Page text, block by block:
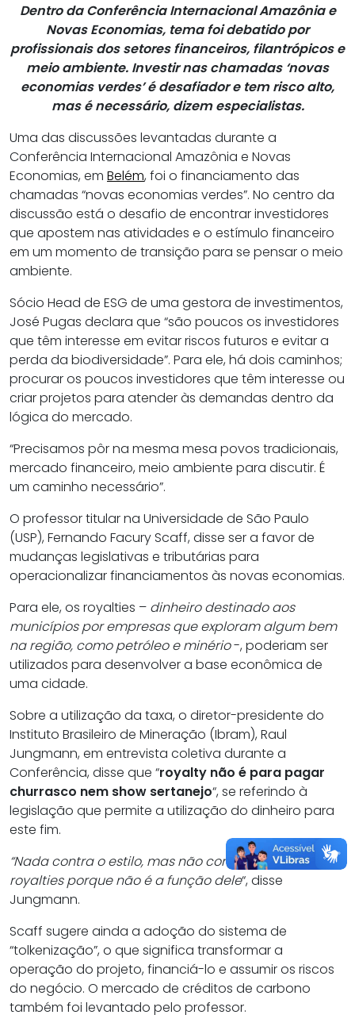
Dentro da Conferência Internacional Amazônia e
Novas Economias, tema foi debatido por
profissionais dos setores financeiros, filantrópicos e
meio ambiente. Investir nas chamadas ‘novas
economias verdes’ é desafiador e tem risco alto,
mas é necessário, dizem especialistas.
Uma das discussões levantadas durante a
Conferência Internacional Amazônia e Novas
Economias, em Belém, foi o financiamento das
chamadas “novas economias verdes”. No centro da
discussão está o desafio de encontrar investidores
que apostem nas atividades e o estímulo financeiro
em um momento de transição para se pensar o meio
ambiente.
Sócio Head de ESG de uma gestora de investimentos,
José Pugas declara que “são poucos os investidores
que têm interesse em evitar riscos futuros e evitar a
perda da biodiversidade”. Para ele, há dois caminhos;
procurar os poucos investidores que têm interesse ou
criar projetos para atender às demandas dentro da
lógica do mercado.
“Precisamos pôr na mesma mesa povos tradicionais,
mercado financeiro, meio ambiente para discutir. É
um caminho necessário”.
O professor titular na Universidade de São Paulo
(USP), Fernando Facury Scaff, disse ser a favor de
mudanças legislativas e tributárias para
operacionalizar financiamentos às novas economias.
Para ele, os royalties – dinheiro destinado aos
municípios por empresas que exploram algum bem
na região, como petróleo e minério-, poderiam ser
utilizados para desenvolver a base econômica de
uma cidade.
Sobre a utilização da taxa, o diretor-presidente do
Instituto Brasileiro de Mineração (Ibram), Raul
Jungmann, em entrevista coletiva durante a
Conferência, disse que “royalty não é para pagar
churrasco nem show sertanejo“, se referindo à
legislação que permite a utilização do dinheiro para
este fim.
“Nada contra o estilo, mas não com o dinheiro dos
royalties porque não é a função dele“, disse
Jungmann.
Scaff sugere ainda a adoção do sistema de
“tolkenização”, o que significa transformar a
operação do projeto, financiá-lo e assumir os riscos
do negócio. O mercado de créditos de carbono
também foi levantado pelo professor.